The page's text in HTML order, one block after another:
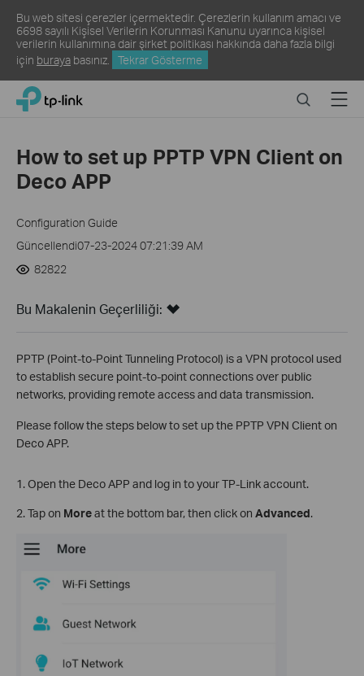
Bu web sitesi çerezler içermektedir. Çerezlerin kullanım amacı ve
6698 sayılı Kişisel Verilerin Korunması Kanunu uyarınca kişisel
verilerin kullanımına dair şirket politikası hakkında daha fazla bilgi
için buraya basınız. Tekrar Gösterme
Click
navigation
TP-Link, Reliably Smart SearchMenu
How to set up PPTP VPN Client on
Deco APP
Configuration Guide
Güncellendi07-23-2024 07:21:39 AM
82822
Bu Makalenin Geçerliliği:
PPTP (Point-to-Point Tunneling Protocol) is a VPN protocol used
to establish secure point-to-point connections over public
networks, providing remote access and data transmission.
Please follow the steps below to set up the PPTP VPN Client on
Deco APP.
1. Open the Deco APP and log in to your TP-Link account.
2. Tap on Moreat the bottom bar, then click on Advanced.